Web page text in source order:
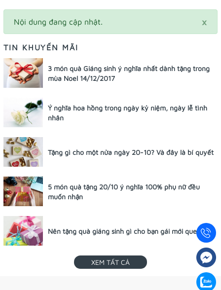
×
Nội dung đang cập nhật.
TIN KHUYẾN MÃI
3 món quà Giáng sinh ý nghĩa nhất dành tặng trong
mùa Noel 14/12/2017
Ý nghĩa hoa hồng trong ngày kỷ niệm, ngày lễ tình
nhân
Tặng gì cho một nửa ngày 20-10? Và đây là bí quyết
5 món quà tặng 20/10 ý nghĩa 100% phụ nữ đều
muốn nhận
Nên tặng quà giáng sinh gì cho bạn gái mới quen?
XEM TẤT CẢ